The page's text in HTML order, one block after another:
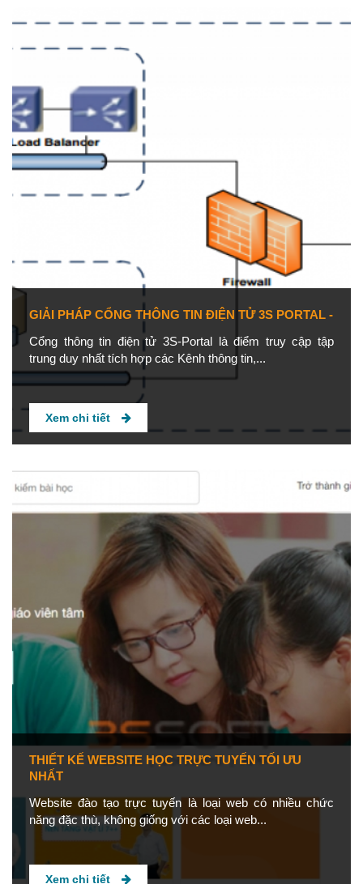
GIẢI PHÁP CỔNG THÔNG TIN ĐIỆN TỬ 3S PORTAL -
Cổng thông tin điện tử 3S-Portal là điểm truy cập tập
trung duy nhất tích hợp các Kênh thông tin,...
Xem chi tiết
THIẾT KẾ WEBSITE HỌC TRỰC TUYẾN TỐI ƯU
NHẤT
Website đào tạo trực tuyến là loại web có nhiều chức
năng đặc thù, không giống với các loại web...
Xem chi tiết